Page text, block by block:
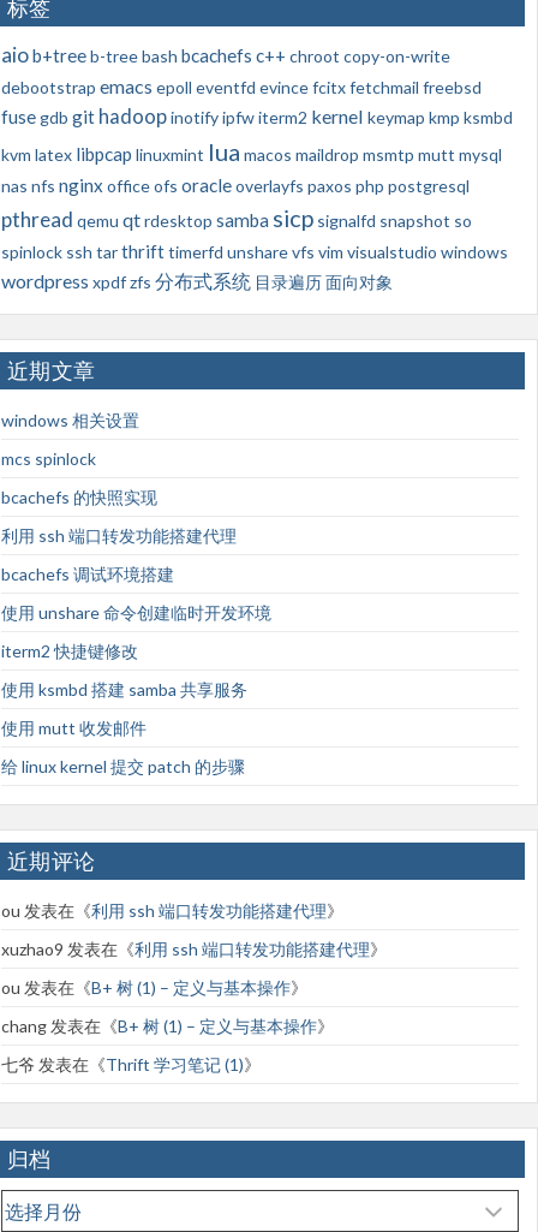
标签
aiob+treeb-treebash bcachefs c++ chroot copy-on-write
debootstrap emacs epoll eventfd evincefcitxfetchmail freebsd
fuse gdb git hadoopinotifyipfwiterm2 kernel keymap kmp ksmbd
kvm latex libpcap linuxmint lua macos maildrop msmtp mutt mysql
nas nfs nginx officeofs oracleoverlayfs paxos php postgresql
pthread qemu qtrdesktop samba sicp signalfd snapshot so
spinlock ssh tarthrifttimerfd unsharevfs vim visualstudio windows
wordpress xpdfzfs 分布式系统 目录遍历面向对象
近期文章
windows 相关设置
mcs spinlock
bcachefs 的快照实现
利用 ssh 端口转发功能搭建代理
bcachefs 调试环境搭建
使用 unshare 命令创建临时开发环境
iterm2 快捷键修改
使用 ksmbd 搭建 samba 共享服务
使用 mutt 收发邮件
给 linux kernel 提交 patch 的步骤
近期评论
ou 发表在《利用 ssh 端口转发功能搭建代理》
xuzhao9 发表在《利用 ssh 端口转发功能搭建代理》
ou 发表在《B+ 树 (1) – 定义与基本操作》
chang 发表在《B+ 树 (1) – 定义与基本操作》
七爷 发表在《Thrift 学习笔记 (1)》
归档
归
档